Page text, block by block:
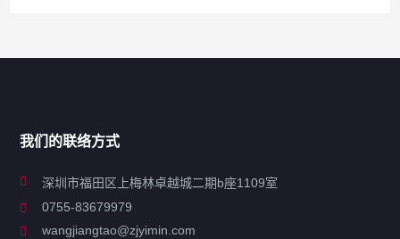
联系凯发ag旗舰厅
我们的联络方式
深圳市福田区上梅林卓越城二期b座1109室
0755-83679979
wangjiangtao@zjyimin.com